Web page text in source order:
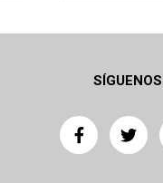
SÍGUENOS